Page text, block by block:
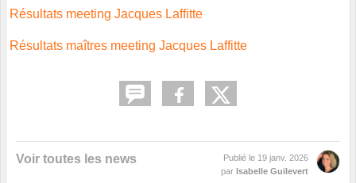
Résultats meeting Jacques Laffitte
Résultats maîtres meeting Jacques Laffitte
Voir toutes les news Publié le 19 janv. 2026
par Isabelle Guilevert